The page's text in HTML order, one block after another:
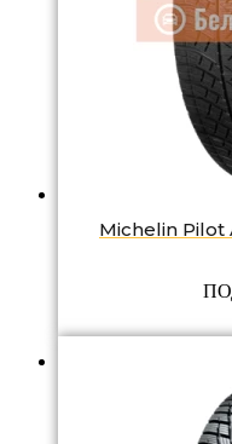
Michelin Pilot